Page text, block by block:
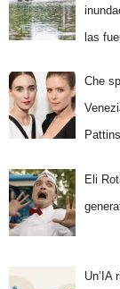
las
Che
Eli
Un’IA